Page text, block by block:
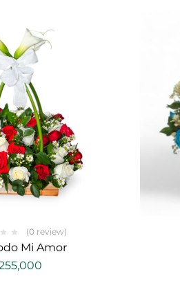
(0 review)
Mi Amor